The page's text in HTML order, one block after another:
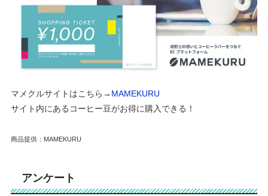
マメクルサイトはこちら→ MAMEKURU
サイト内にあるコーヒー豆がお得に購入できる！
商品提供：MAMEKURU
アンケート